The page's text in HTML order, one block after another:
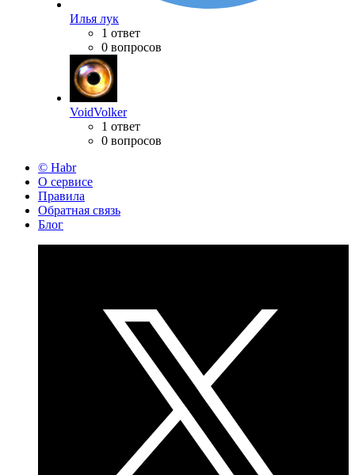
Илья лук
1 ответ
0 вопросов
VoidVolker
1 ответ
0 вопросов
© Habr
О сервисе
Правила
Обратная связь
Блог